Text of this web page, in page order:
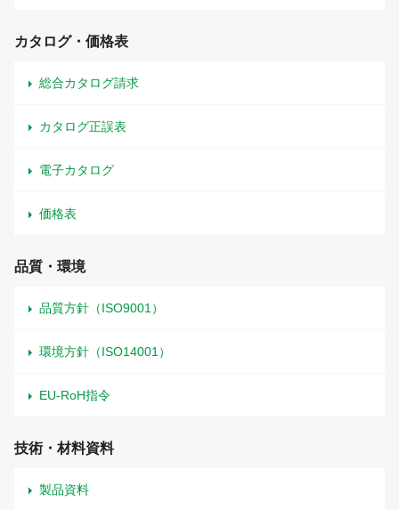
カタログ・価格表
総合カタログ請求
カタログ正誤表
電子カタログ
価格表
品質・環境
品質方針（ISO9001）
環境方針（ISO14001）
EU-RoH指令
技術・材料資料
製品資料